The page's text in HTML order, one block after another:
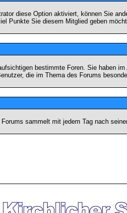
diese Option aktiviert, können Sie
Punkte Sie diesem Mitglied geben
bestimmte Foren. Sie haben
die im Thema des Forums
sammelt mit jedem Tag nach